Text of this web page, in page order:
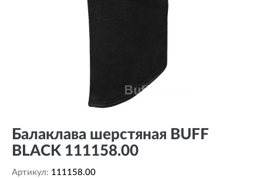
Балаклава шерстяная BUFF
BLACK 111158.00
Артикул: 111158.00